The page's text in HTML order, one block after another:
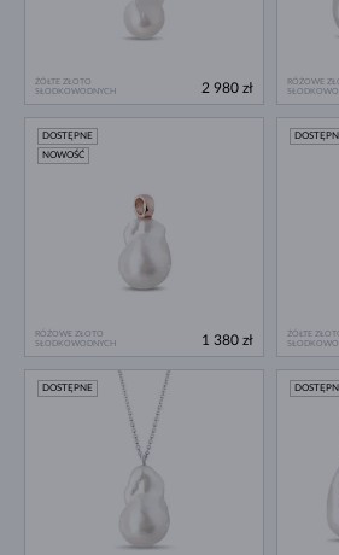
ŻÓŁTE ZŁOTO
SŁODKOWODNYCH
2 980 zł
RÓŻOWE
RÓŻOWE ZŁOTO
SŁODKOWODNYCH
DOSTĘPNE
NOWOŚĆ
1 380 zł
ŻÓŁTE
DOSTĘPNE